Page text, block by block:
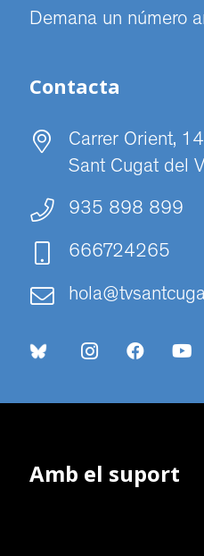
Demana un número
Contacta
Carrer Orient,
Sant Cugat del
935 898 899
666724265
Amb el suport